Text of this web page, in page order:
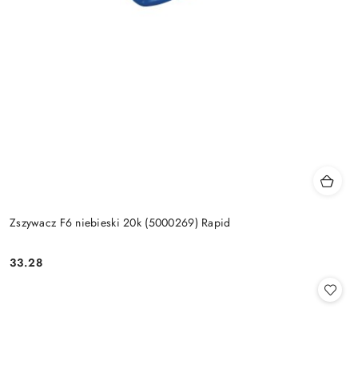
Zszywacz F6 niebieski 20k (5000269) Rapid
Cena:
33.28